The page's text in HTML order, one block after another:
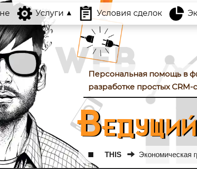
THIS Экономическая
Персональная помощь в
разработке простых
Услуги Условия сделок